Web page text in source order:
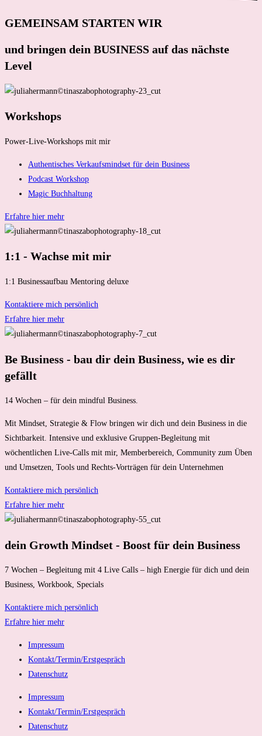
GEMEINSAM STARTEN WIR
und bringen dein BUSINESS auf das nächste
Level
Workshops
Power-Live-Workshops mit mir
Authentisches Verkaufsmindset für dein Business
Podcast Workshop
Magic Buchhaltung
Erfahre hier mehr
1:1 - Wachse mit mir
1:1 Businessaufbau Mentoring deluxe
Kontaktiere mich persönlich
Erfahre hier mehr
Be Business - bau dir dein Business, wie es dir
gefällt
14 Wochen – für dein mindful Business.
Mit Mindset, Strategie & Flow bringen wir dich und dein Business in die
Sichtbarkeit. Intensive und exklusive Gruppen-Begleitung mit
wöchentlichen Live-Calls mit mir, Memberbereich, Community zum Üben
und Umsetzen, Tools und Rechts-Vorträgen für dein Unternehmen
Kontaktiere mich persönlich
Erfahre hier mehr
dein Growth Mindset - Boost für dein Business
7 Wochen – Begleitung mit 4 Live Calls – high Energie für dich und dein
Business, Workbook, Specials
Kontaktiere mich persönlich
Erfahre hier mehr
Impressum
Kontakt/Termin/Erstgespräch
Datenschutz
Impressum
Kontakt/Termin/Erstgespräch
Datenschutz